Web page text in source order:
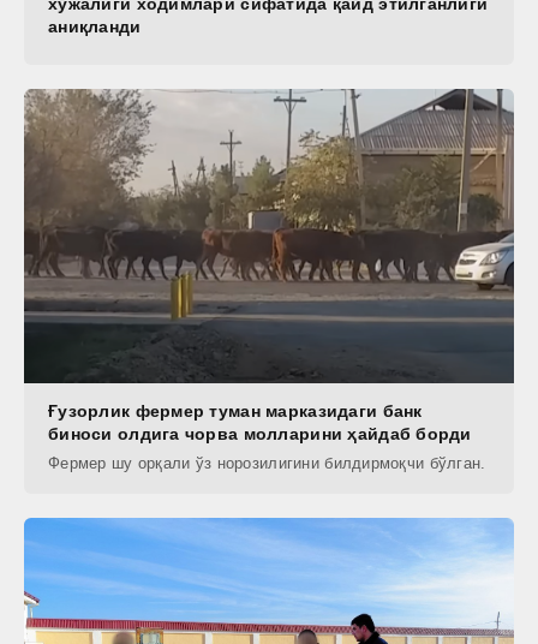
хўжалиги ходимлари сифатида қайд этилганлиги
аниқланди
Ғузорлик фермер туман марказидаги банк
биноси олдига чорва молларини ҳайдаб борди
Фермер шу орқали ўз норозилигини билдирмоқчи бўлган.